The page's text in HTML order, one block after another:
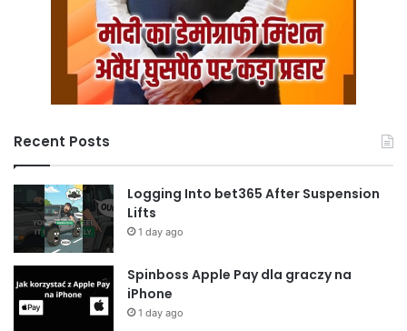
Recent Posts
Logging Into bet365 After Suspension
Lifts
1 day ago
Spinboss Apple Pay dla graczy na
iPhone
1 day ago